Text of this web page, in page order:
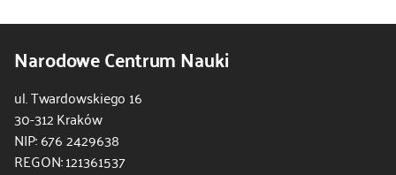
Narodowe Centrum Nauki
ul. Twardowskiego 16
30-312 Kraków
NIP: 676 2429638
REGON: 121361537